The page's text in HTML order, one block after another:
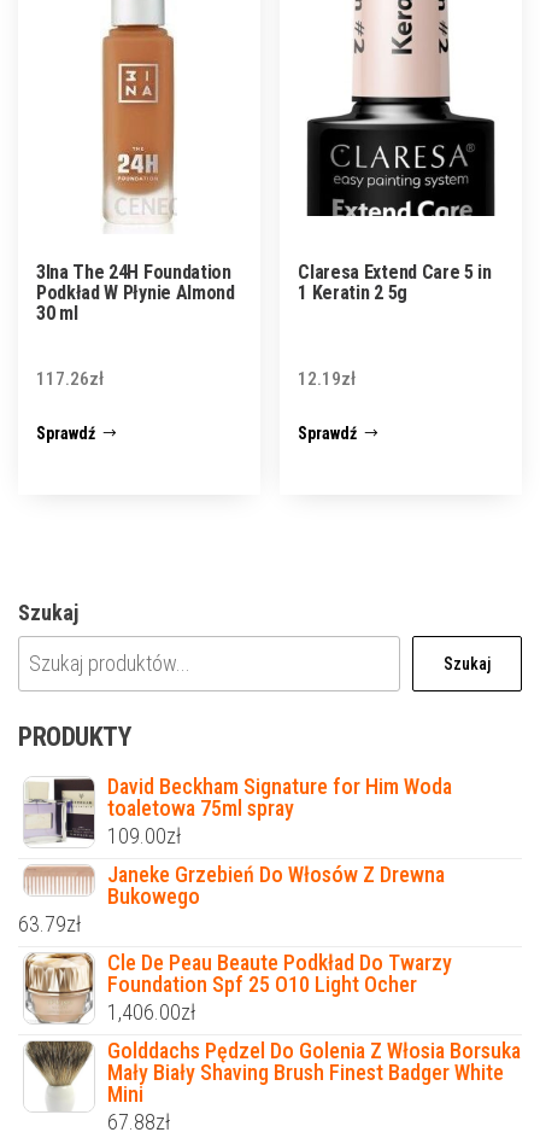
3Ina The 24H Foundation
Podkład W Płynie Almond
30 ml
117.26zł
Sprawdź
Claresa Extend Care 5 in
1 Keratin 2 5g
12.19zł
Sprawdź
Szukaj
Szukaj
PRODUKTY
David Beckham Signature for Him Woda
toaletowa 75ml spray
109.00zł
Janeke Grzebień Do Włosów Z Drewna
Bukowego
63.79zł
Cle De Peau Beaute Podkład Do Twarzy
Foundation Spf 25 O10 Light Ocher
1,406.00zł
Golddachs Pędzel Do Golenia Z Włosia Borsuka
Mały Biały Shaving Brush Finest Badger White
Mini
67.88zł